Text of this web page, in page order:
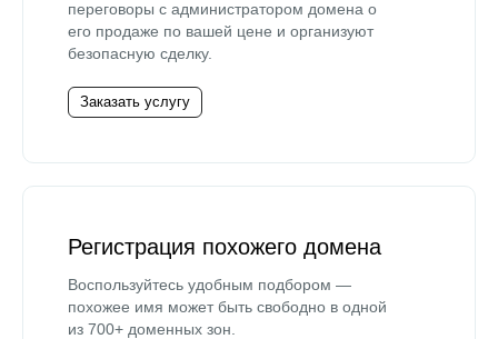
переговоры с администратором домена о
его продаже по вашей цене и организуют
безопасную сделку.
Заказать услугу
Регистрация похожего домена
Воспользуйтесь удобным подбором —
похожее имя может быть свободно в одной
из 700+ доменных зон.